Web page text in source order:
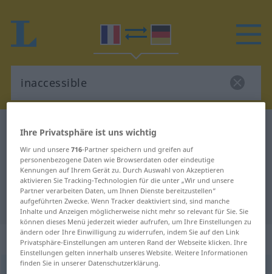
Französisch-Deutsch Wörterbuch
Französisch-Deutsch Übersetzung
für "inaccessible"
"inaccessible" Deutsch Übersetzung
„inaccessible“: adjectif (qualificatif)
Ihre Privatsphäre ist uns wichtig
Wir und unsere716-Partner speichern und greifen auf
personenbezogene Daten wie Browserdaten oder eindeutige
Kennungen auf Ihrem Gerät zu. Durch Auswahl von Akzeptieren
aktivieren Sie Tracking-Technologien für die unter „Wir und unsere
Partner verarbeiten Daten, um Ihnen Dienste bereitzustellen“
aufgeführten Zwecke. Wenn Tracker deaktiviert sind, sind manche
Inhalte und Anzeigen möglicherweise nicht mehr so relevant für Sie. Sie
können dieses Menü jederzeit wieder aufrufen, um Ihre Einstellungen zu
ändern oder Ihre Einwilligung zu widerrufen, indem Sie auf den Link
Privatsphäre-Einstellungen am unteren Rand der Webseite klicken. Ihre
Einstellungen gelten innerhalb unseres Website. Weitere Informationen
finden Sie in unserer Datenschutzerklärung.